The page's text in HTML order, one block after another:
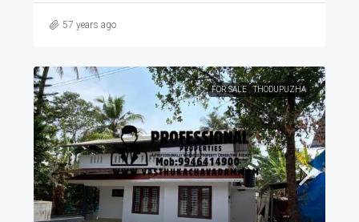
57 years ago
FOR SALE THODUPUZHA